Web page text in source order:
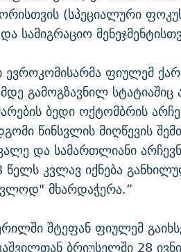
(სპეციალური
სამიგრაციო
ევროკომისარმა ფიულემ
გამოგზავნილ სტატიაშიც
ბედი ოქტომბრის
წინსვლის მიღწევის
და სამართლიანი
კვლავ იქნება
მხარდაჭერა.”
შტეფან ფიულემ
ბრიუსელში 28